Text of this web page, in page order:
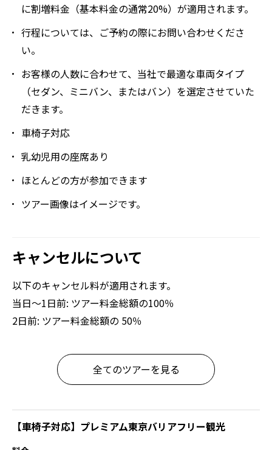
に割増料金（基本料金の通常20%）が適用されます。
行程については、ご予約の際にお問い合わせくださ
い。
お客様の人数に合わせて、当社で最適な車両タイプ
（セダン、ミニバン、またはバン）を選定させていた
だきます。
車椅子対応
乳幼児用の座席あり
ほとんどの方が参加できます
ツアー画像はイメージです。
キャンセルについて
以下のキャンセル料が適用されます。
当日～1日前: ツアー料金総額の100％
2日前: ツアー料金総額の 50％
全てのツアーを見る
【車椅子対応】プレミアム東京バリアフリー観光